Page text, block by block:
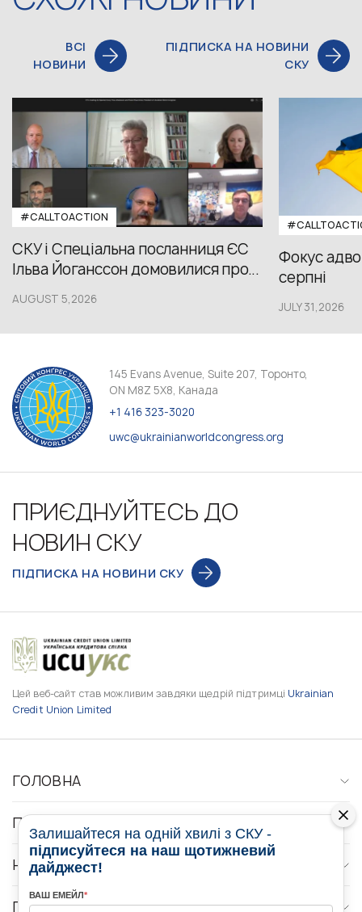
ВСІ
НОВИНИ
ПІДПИСКА НА НОВИНИ
СКУ
#CALLTOACTION
СКУ і Спеціальна посланниця ЄС
Ільва Йоганссон домовилися про...
AUGUST 5,2026
Фокус
серпні
JULY 31,2026
145 Evans Avenue, Suite 207, Торонто,
ON M8Z 5X8, Канада
+1 416 323-3020
uwc@ukrainianworldcongress.org
ПРИЄДНУЙТЕСЬ ДО
НОВИН СКУ
ПІДПИСКА НА НОВИНИ СКУ
Цей веб-сайт став можливим завдяки щедрій підтримці Ukrainian
Credit Union Limited
ГОЛОВНА
ПРО НАС
НОВИНИ
ПРОГРАМИ
Залишайтеся на одній хвилі з СКУ -
підписуйтеся на наш щотижневий
дайджест!
ВАШ ЕМЕЙЛ*